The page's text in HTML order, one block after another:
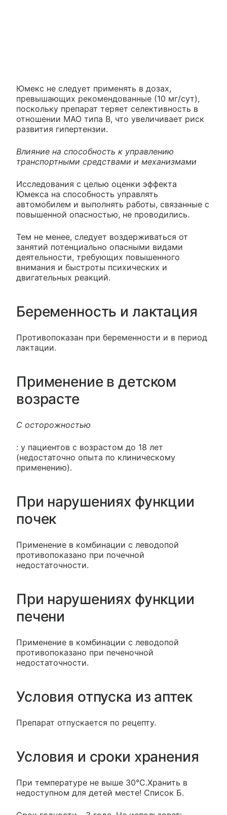
Юмекс не следует применять в дозах,
превышающих рекомендованные (10 мг/сут),
поскольку препарат теряет селективность в
отношении МАО типа В, что увеличивает риск
развития гипертензии.
Влияние на способность к управлению
транспортными средствами и механизмами
Исследования с целью оценки эффекта
Юмекса на способность управлять
автомобилем и выполнять работы, связанные с
повышенной опасностью, не проводились.
Тем не менее, следует воздерживаться от
занятий потенциально опасными видами
деятельности, требующих повышенного
внимания и быстроты психических и
двигательных реакций.
Беременность и лактация
Противопоказан при беременности и в период
лактации.
Применение в детском
возрасте
С осторожностью
: у пациентов с возрастом до 18 лет
(недостаточно опыта по клиническому
применению).
При нарушениях функции
почек
Применение в комбинации с леводопой
противопоказано при почечной
недостаточности.
При нарушениях функции
печени
Применение в комбинации с леводопой
противопоказано при печеночной
недостаточности.
Условия отпуска из аптек
Препарат отпускается по рецепту.
Условия и сроки хранения
При температуре не выше 30°С.Хранить в
недоступном для детей месте! Список Б.